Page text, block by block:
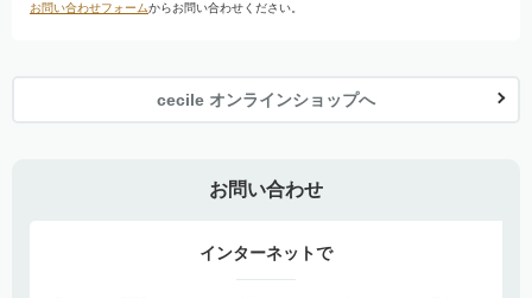
お問い合わせフォームからお問い合わせください。
cecile オンラインショップへ
お問い合わせ
インターネットで